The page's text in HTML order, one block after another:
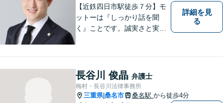
尽力
【近鉄四日市駅徒歩７分】モ
ットーは『しっかり話を聞
く』ことです。誠実さと実直
（使用者側）／交通事故／相
続問題など、幅広く対応。お
気軽にご相談ください。
詳細を見
る
長谷川 俊晶 弁護士
梅村・長谷川法律事務所
三重県|桑名市 桑名駅 から徒歩4分